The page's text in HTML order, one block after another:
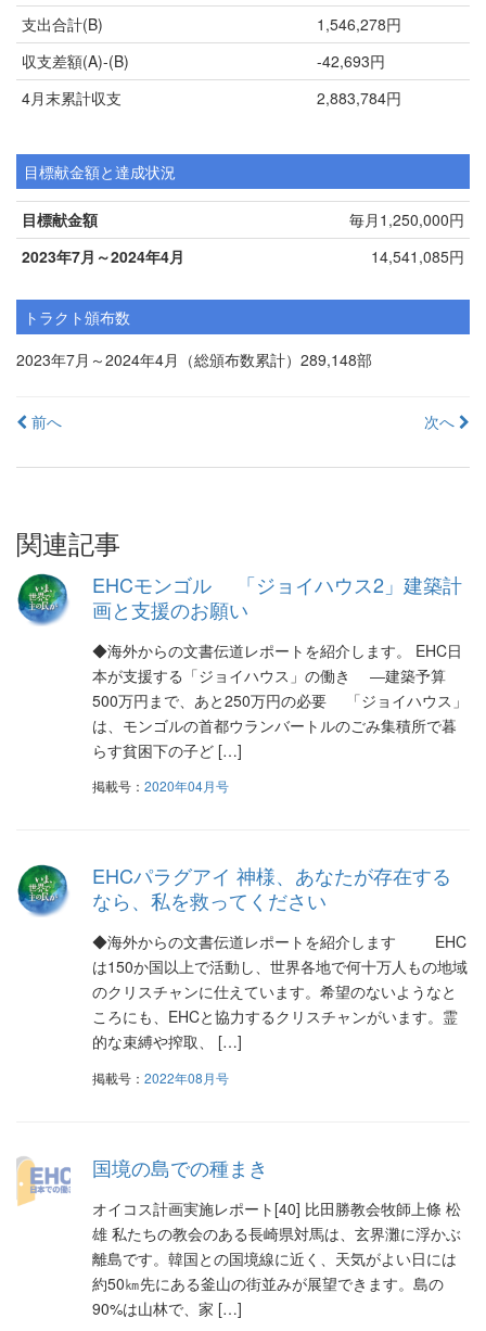
支出合計(B)
1,546,278円
収支差額(A)-(B)
-42,693円
4月末累計収支
2,883,784円
目標献金額と達成状況
目標献金額
毎月1,250,000円
2023年7月～2024年4月
14,541,085円
トラクト頒布数
2023年7月～2024年4月（総頒布数累計）289,148部
投
ビ
ゲ
ー
次へ
前へ
関連記事
EHCモンゴル 「ジョイハウス2」建築計
画と支援のお願い
◆海外からの文書伝道レポートを紹介します。 EHC日
本が支援する「ジョイハウス」の働き ―建築予算
500万円まで、あと250万円の必要 「ジョイハウス」
は、モンゴルの首都ウランバートルのごみ集積所で暮
らす貧困下の子ど […]
掲載号： 2020年04月号
EHCパラグアイ 神様、あなたが存在する
なら、私を救ってください
◆海外からの文書伝道レポートを紹介します EHC
は150か国以上で活動し、世界各地で何十万人もの地域
のクリスチャンに仕えています。希望のないようなと
ころにも、EHCと協力するクリスチャンがいます。霊
的な束縛や搾取、 […]
掲載号： 2022年08月号
国境の島での種まき
オイコス計画実施レポート[40] 比田勝教会牧師上條 松
雄 私たちの教会のある長崎県対馬は、玄界灘に浮かぶ
離島です。韓国との国境線に近く、天気がよい日には
約50㎞先にある釜山の街並みが展望できます。島の
90%は山林で、家 […]